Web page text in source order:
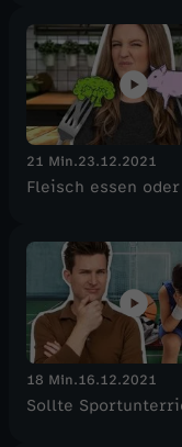
21 Min.23.12.2021
Fleisch essen
18 Min.16.12.2021
Sollte